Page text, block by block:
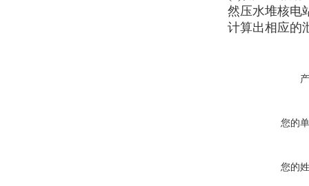
然压水堆核电
计算出相应的
您的
您的